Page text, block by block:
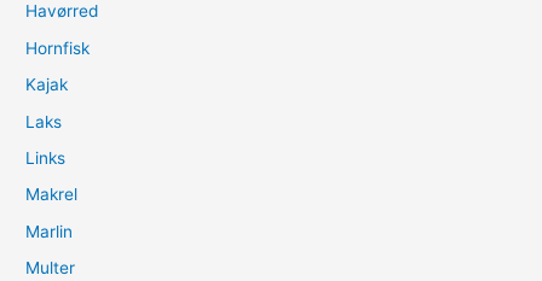
Havørred
Hornfisk
Kajak
Laks
Links
Makrel
Marlin
Multer